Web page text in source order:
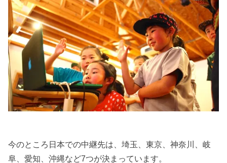
今のところ日本での中継先は、埼玉、東京、神奈川、岐
阜、愛知、沖縄など7つが決まっています。